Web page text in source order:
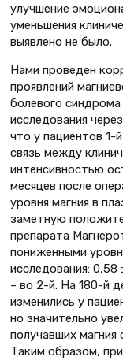
улучшение
уменьшения
выявлено не было.
Нами проведен
проявлений
болевого
исследования
что у пациентов 1-
связь между
интенсивностью
месяцев после
уровня магния в
заметную
препарата
пониженными
исследования: 0,58
– во 2-й. На 180-й
изменились у
но значительно
получавших
Таким образом,